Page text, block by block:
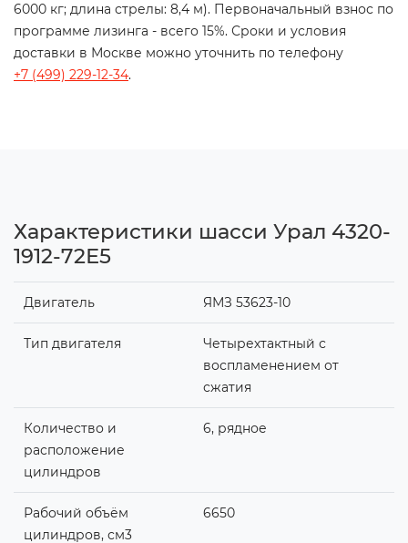
6000 кг; длина стрелы: 8,4 м). Первоначальный взнос по
программе лизинга - всего 15%. Сроки и условия
доставки в Москве можно уточнить по телефону
+7 (499) 229-12-34.
Характеристики шасси Урал 4320-
1912-72Е5
Двигатель ЯМЗ 53623-10
Тип двигателя
Четырехтактный с
воспламенением от
сжатия
Количество и
расположение
цилиндров
6, рядное
Рабочий объём
цилиндров, см3
6650